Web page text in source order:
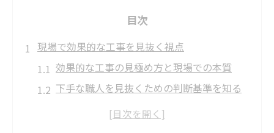
目次
現場で効果的な工事を見抜く視点
効果的な工事の見極め方と現場での本質
下手な職人を見抜くための判断基準を知る
口だけの職人が生み出す現場リスクの実態